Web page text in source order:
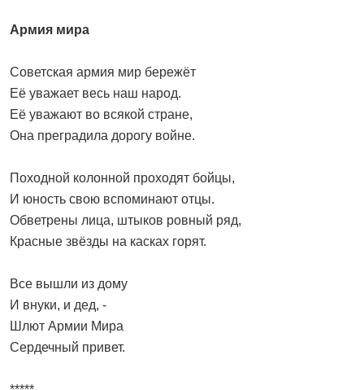
Армия мира
Советская армия мир бережёт
Её уважает весь наш народ.
Её уважают во всякой стране,
Она преградила дорогу войне.
Походной колонной проходят бойцы,
И юность свою вспоминают отцы.
Обветрены лица, штыков ровный ряд,
Красные звёзды на касках горят.
Все вышли из дому
И внуки, и дед, -
Шлют Армии Мира
Сердечный привет.